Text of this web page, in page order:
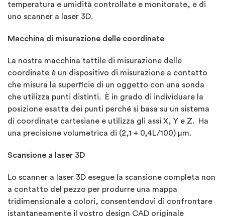
temperatura e umidità controllate e monitorate, e di
uno scanner a laser 3D.
Macchina di misurazione delle coordinate
La nostra macchina tattile di misurazione delle
coordinate è un dispositivo di misurazione a contatto
che misura la superficie di un oggetto con una sonda
che utilizza punti distinti. È in grado di individuare la
posizione esatta dei punti perché si basa su un sistema
di coordinate cartesiane e utilizza gli assi X, Y e Z. Ha
una precisione volumetrica di (2,1 + 0,4L/100) µm.
Scansione a laser 3D
Lo scanner a laser 3D esegue la scansione completa non
a contatto del pezzo per produrre una mappa
tridimensionale a colori, consentendovi di confrontare
istantaneamente il vostro design CAD originale